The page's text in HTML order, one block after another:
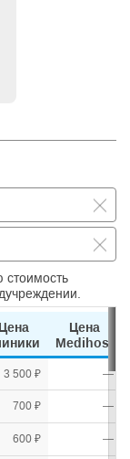
Цена
Цена
Medihost
3 500 ₽ —
700 ₽ —
600 ₽ —